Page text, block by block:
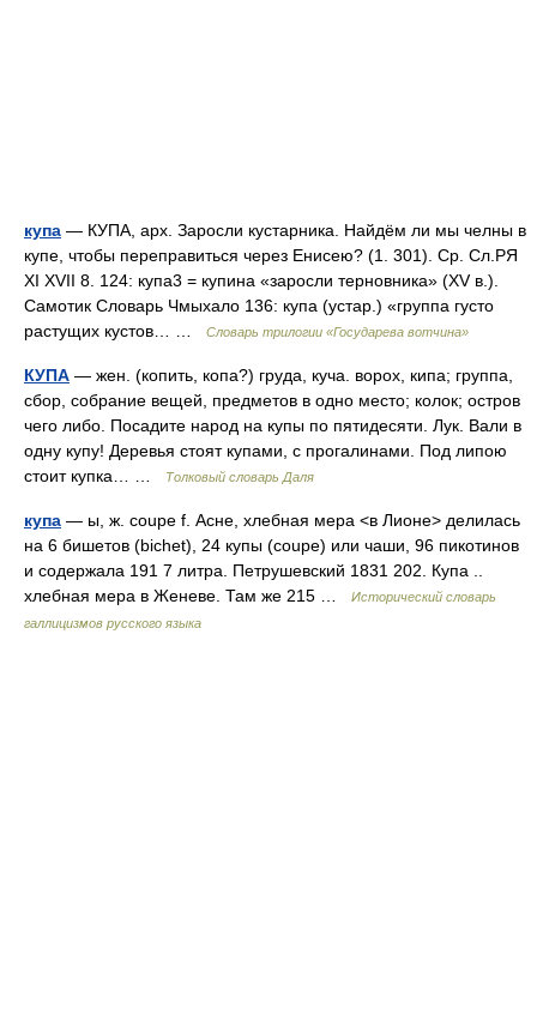
купа — КУПА, арх. Заросли кустарника. Найдём ли мы челны в
купе, чтобы переправиться через Енисею? (1. 301). Ср. Сл.РЯ
XI XVII 8. 124: купа3 = купина «заросли терновника» (XV в.).
Самотик Словарь Чмыхало 136: купа (устар.) «группа густо
растущих кустов… …
Словарь трилогии «Государева вотчина»
КУПА — жен. (копить, копа?) груда, куча. ворох, кипа; группа,
сбор, собрание вещей, предметов в одно место; колок; остров
чего либо. Посадите народ на купы по пятидесяти. Лук. Вали в
одну купу! Деревья стоят купами, с прогалинами. Под липою
стоит купка… …
Толковый словарь Даля
купа — ы, ж. coupe f. Асне, хлебная мера <в Лионе> делилась
на 6 бишетов (bichet), 24 купы (coupe) или чаши, 96 пикотинов
и содержала 191 7 литра. Петрушевский 1831 202. Купа ..
хлебная мера в Женеве. Там же 215 …
Исторический словарь
галлицизмов русского языка